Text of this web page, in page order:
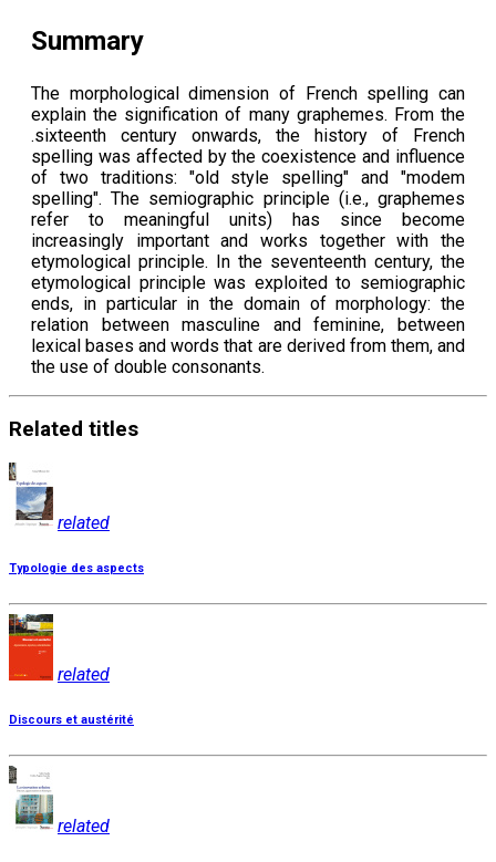
Summary
The morphological dimension of French spelling can
explain the signification of many graphemes. From the
.sixteenth century onwards, the history of French
spelling was affected by the coexistence and influence
of two traditions: "old style spelling" and "modem
spelling". The semiographic principle (i.e., graphemes
refer to meaningful units) has since become
increasingly important and works together with the
etymological principle. In the seventeenth century, the
etymological principle was exploited to semiographic
ends, in particular in the domain of morphology: the
relation between masculine and feminine, between
lexical bases and words that are derived from them, and
the use of double consonants.
Related titles
related
Typologie des aspects
related
Discours et austérité
related